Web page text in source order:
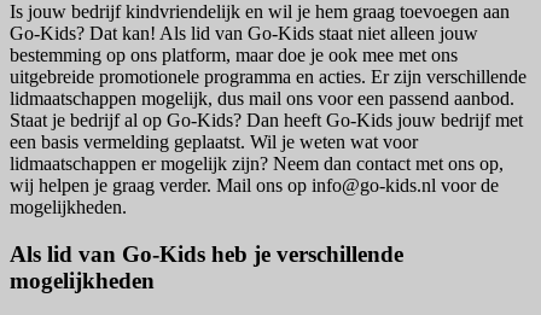
Is jouw bedrijf kindvriendelijk en wil je hem graag toevoegen aan
Go-Kids? Dat kan! Als lid van Go-Kids staat niet alleen jouw
bestemming op ons platform, maar doe je ook mee met ons
uitgebreide promotionele programma en acties. Er zijn verschillende
lidmaatschappen mogelijk, dus mail ons voor een passend aanbod.
Staat je bedrijf al op Go-Kids? Dan heeft Go-Kids jouw bedrijf met
een basis vermelding geplaatst. Wil je weten wat voor
lidmaatschappen er mogelijk zijn? Neem dan contact met ons op,
wij helpen je graag verder. Mail ons op info@go-kids.nl voor de
mogelijkheden.
Als lid van Go-Kids heb je verschillende
mogelijkheden